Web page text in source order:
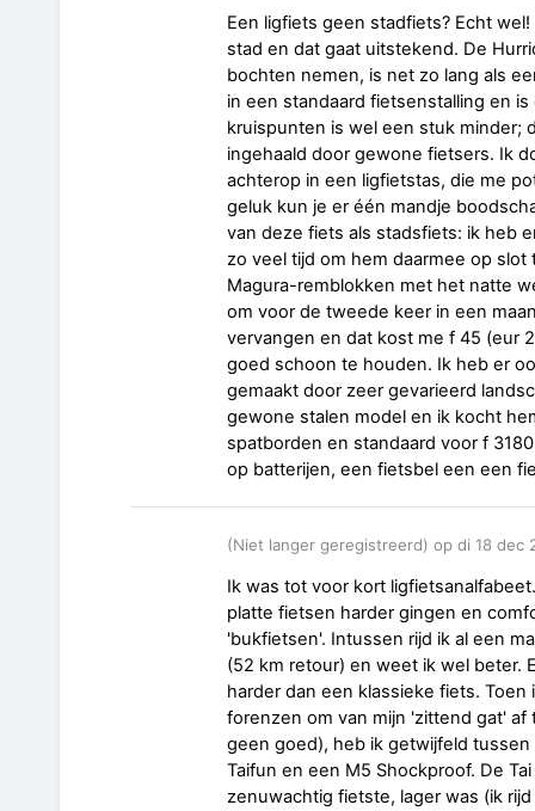
Een ligfiets geen stadfiets? Echt
stad en dat gaat uitstekend. De
bochten nemen, is net zo lang als
in een standaard fietsenstalling en
kruispunten is wel een stuk minder;
ingehaald door gewone fietsers. Ik
achterop in een ligfietstas, die me
geluk kun je er één mandje
van deze fiets als stadsfiets: ik heb
zo veel tijd om hem daarmee op
Magura-remblokken met het natte
om voor de tweede keer in een
vervangen en dat kost me f 45 (eur
goed schoon te houden. Ik heb er
gemaakt door zeer gevarieerd
gewone stalen model en ik kocht
spatborden en standaard voor f
op batterijen, een fietsbel een een
(Niet langer geregistreerd) op di 18 dec
Ik was tot voor kort
platte fietsen harder gingen en
'bukfietsen'. Intussen rijd ik al een
(52 km retour) en weet ik wel beter.
harder dan een klassieke fiets.
forenzen om van mijn 'zittend gat'
geen goed), heb ik getwijfeld
Taifun en een M5 Shockproof. De
zenuwachtig fietste, lager was (ik